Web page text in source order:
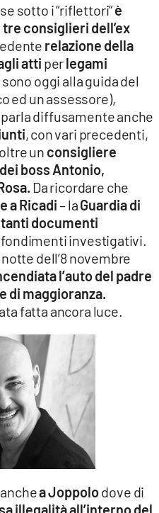
sotto i “riflettori”è
tre consiglieri dell’ex
relazione della
atti perlegami
sono oggi alla guida del
ed un assessore),
diffusamente anche
, con vari precedenti,
un consigliere
boss Antonio,
Da ricordare che
a Ricadi– laGuardia di
documenti
investigativi.
dell’8 novembre
l’auto del padre
di maggioranza.
fatta ancora luce.
a Joppolodove di